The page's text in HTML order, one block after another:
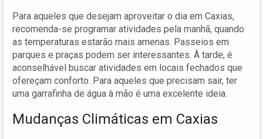
Para aqueles que desejam aproveitar o dia em Caxias,
recomenda-se programar atividades pela manhã, quando
as temperaturas estarão mais amenas. Passeios em
parques e praças podem ser interessantes. À tarde, é
aconselhável buscar atividades em locais fechados que
ofereçam conforto. Para aqueles que precisam sair, ter
uma garrafinha de água à mão é uma excelente ideia.
Mudanças Climáticas em Caxias